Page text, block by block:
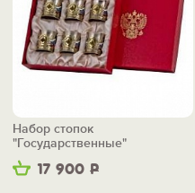
17 900 Р
Набор стопок
"Государственные"